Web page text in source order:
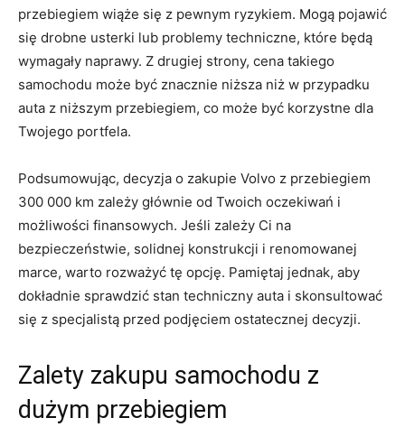
przebiegiem wiąże⁤ się z pewnym ryzykiem. Mogą pojawić
się drobne ⁣usterki lub problemy techniczne, ‌które będą⁤
wymagały naprawy. Z drugiej ​strony, ⁣cena takiego
samochodu ‌może być znacznie ‍niższa niż w przypadku
auta z niższym przebiegiem, co może być korzystne dla
Twojego portfela.
Podsumowując, ​decyzja o zakupie Volvo z przebiegiem
300 000 km zależy głównie ⁤od Twoich oczekiwań ‍i
możliwości finansowych. Jeśli⁣ zależy Ci na
bezpieczeństwie,⁣ solidnej konstrukcji ⁤i renomowanej
marce, warto rozważyć tę opcję. Pamiętaj jednak, aby
dokładnie sprawdzić stan ​techniczny auta i skonsultować
⁢się z specjalistą przed podjęciem ostatecznej decyzji.
Zalety zakupu samochodu z
dużym przebiegiem